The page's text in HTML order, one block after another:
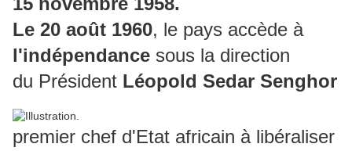
Le 20 août 1960, le pays accède à
l'indépendance sous la direction
du Président Léopold Sedar Senghor
premier chef d'Etat africain à libéraliser